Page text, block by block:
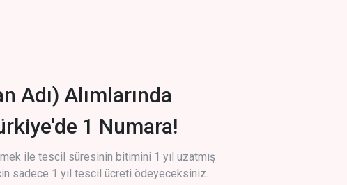
Adı) Alımlarında
1 Numara!
ile tescil süresinin bitimini 1 yıl uzatmış
sadece 1 yıl tescil ücreti ödeyeceksiniz.